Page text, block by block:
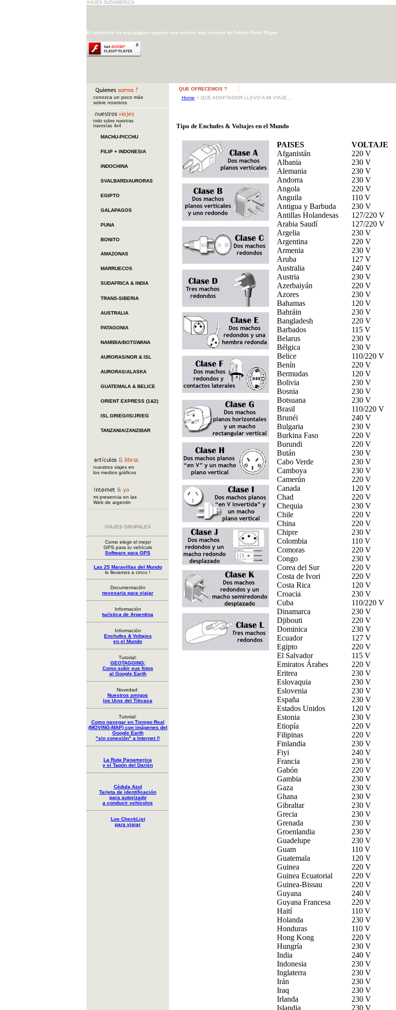
VIAJES SUDAMERICA
El contenido de esta página requiere una versión más reciente de Adobe Flash Player.
conozca un poco más
sobre nosotros
todo sobre nuestras
travesías 4x4
MACHU-PICCHU
FILIP + INDONESIA
INDOCHINA
SVALBARD/AURORAS
EGIPTO
GALAPAGOS
PUNA
BONITO
AMAZONAS
MARRUECOS
SUDAFRICA & INDIA
TRANS-SIBERIA
AUSTRALIA
PATAGONIA
NAMIBIA/BOTSWANA
AURORAS/NOR & ISL
AURORAS/ALASKA
GUATEMALA & BELICE
ORIENT EXPRESS (1&2)
ISL.GRIEG/IS/JR/EG
TANZANIA/ZANZIBAR
nuestros viajes en
los medios gráficos
mi presencia en las
Web de argentin
VIAJES GRUPALES
Como elegir el mejor
GPS para tu vehículo
Software para GPS
Las 25 Maravillas del Mundo
lo llevamos a cinco !
Documentación
necesaria para viajar
Información
turística de Argentina
Información
Enchufes & Voltajes
en el Mundo
Tutorial:
GEOTAGGING:
Como subir sus fotos
al Google Earth
Novedad:
Nuestros amigos
los Uros del Titicaca
Tutorial:
Como navegar en Tiempo Real
(MOVING-MAP) con imágenes del
Google Earth
"sin conexión" a Internet !!
La Ruta Panamerica
y el Tapón del Darién
Cédula Azul
Tarjeta de identificación
para autorizado
a conducir vehículos
Los CheckList
para viajar
QUE OFRECEMOS ?
Home > QUE ADAPTADOR LLEVO A MI VIAJE...
Tipo de Enchufes & Voltajes en el Mundo
PAISES VOLTAJE
Afganistán
220 V
Albania
230 V
Alemania
230 V
Andorra
230 V
Angola
220 V
Anguila
110 V
Antigua y Barbuda
230 V
Antillas Holandesas
127/220 V
Arabia Saudí
127/220 V
Argelia
230 V
Argentina
220 V
Armenia
230 V
Aruba
127 V
Australia
240 V
Austria
230 V
Azerbaiyán
220 V
Azores
230 V
Bahamas
120 V
Bahráin
230 V
Bangladesh
220 V
Barbados
115 V
Belarus
230 V
Bélgica
230 V
Belice
110/220 V
Benín
220 V
Bermudas
120 V
Bolivia
230 V
Bosnia
230 V
Botsuana
230 V
Brasil
110/220 V
Brunéi
240 V
Bulgaria
230 V
Burkina Faso
220 V
Burundi
220 V
Bután
230 V
Cabo Verde
230 V
Camboya
230 V
Camerún
220 V
Canada
120 V
Chad
220 V
Chequia
230 V
Chile
220 V
China
220 V
Chipre
230 V
Colombia
110 V
Comoras
220 V
Congo
230 V
Corea del Sur
220 V
Costa de Ivori
220 V
Costa Rica
120 V
Croacia
230 V
Cuba
110/220 V
Dinamarca
230 V
Djibouti
220 V
Dominica
230 V
Ecuador
127 V
Egipto
220 V
El Salvador
115 V
Emiratos Árabes
220 V
Eritrea
230 V
Eslovaquia
230 V
Eslovenia
230 V
España
230 V
Estados Unidos
120 V
Estonia
230 V
Etiopía
220 V
Filipinas
220 V
Finlandia
230 V
Fiyi
240 V
Francia
230 V
Gabón
220 V
Gambia
230 V
Gaza
230 V
Ghana
230 V
Gibraltar
230 V
Grecia
230 V
Grenada
230 V
Groenlandia
230 V
Guadelupe
230 V
Guam
110 V
Guatemala
120 V
Guinea
220 V
Guinea Ecuatorial
220 V
Guinea-Bissau
220 V
Guyana
240 V
Guyana Francesa
220 V
Haití
110 V
Holanda
230 V
Honduras
110 V
Hong Kong
220 V
Hungría
230 V
India
240 V
Indonesia
230 V
Inglaterra
230 V
Irán
230 V
Iraq
230 V
Irlanda
230 V
Islandia
230 V